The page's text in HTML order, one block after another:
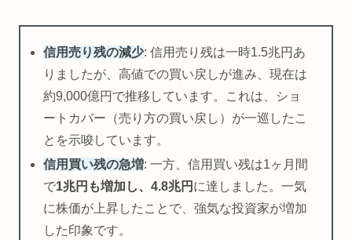
信用売り残の減少: 信用売り残は一時1.5兆円あ
りましたが、高値での買い戻しが進み、現在は
約9,000億円で推移しています。これは、ショ
ートカバー（売り方の買い戻し）が一巡したこ
とを示唆しています。
信用買い残の急増: 一方、信用買い残は1ヶ月間
で1兆円も増加し、4.8兆円 に達しました。一気
に株価が上昇したことで、強気な投資家が増加
した印象です。